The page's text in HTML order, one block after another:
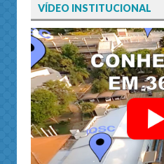
VÍDEO INSTITUCIONAL